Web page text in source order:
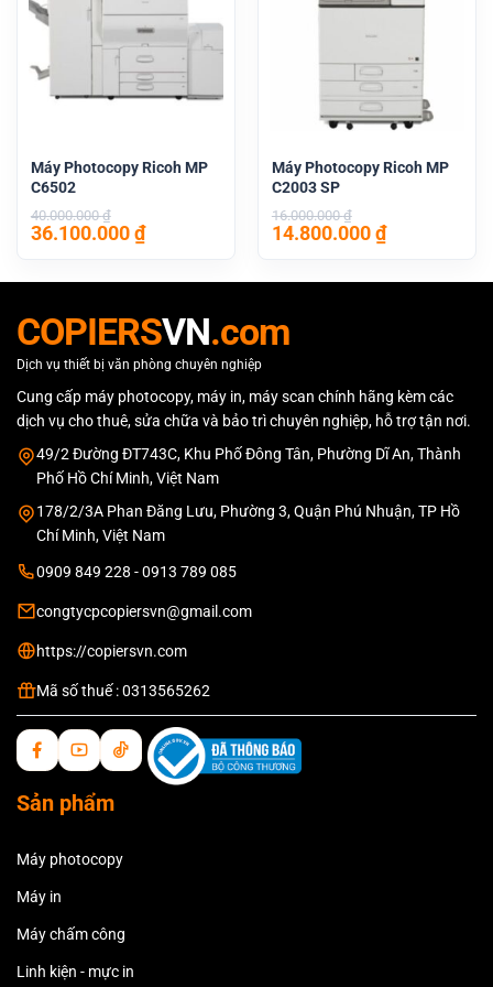
Máy Photocopy Ricoh MP
C6502
40.000.000₫
Giá
36.100.000₫Giá
hiện
Máy Photocopy Ricoh MP
C2003 SP
16.000.000₫
Giá
14.800.000₫Giá
hiện
COPIERSVN.com
Dịch vụ thiết bị văn phòng chuyên nghiệp
Cung cấp máy photocopy, máy in, máy scan chính hãng kèm các
dịch vụ cho thuê, sửa chữa và bảo trì chuyên nghiệp, hỗ trợ tận nơi.
49/2 Đường ĐT743C, Khu Phố Đông Tân, Phường Dĩ An, Thành
Phố Hồ Chí Minh, Việt Nam
178/2/3A Phan Đăng Lưu, Phường 3, Quận Phú Nhuận, TP Hồ
Chí Minh, Việt Nam
0909 849 228 - 0913 789 085
congtycpcopiersvn@gmail.com
https://copiersvn.com
Mã số thuế : 0313565262
Sản phẩm
Máy photocopy
Máy in
Máy chấm công
Linh kiện - mực in